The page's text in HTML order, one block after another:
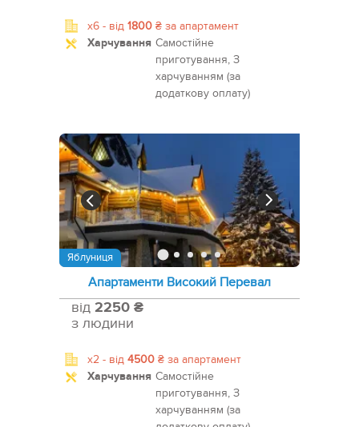
x6 - від 1800 ₴ за апартамент
Харчування Самостійне
приготування, З
харчуванням (за
додаткову оплату)
Яблуниця
Апартаменти Високий Перевал
від 2250 ₴
з людини
x2 - від 4500 ₴ за апартамент
Харчування Самостійне
приготування, З
харчуванням (за